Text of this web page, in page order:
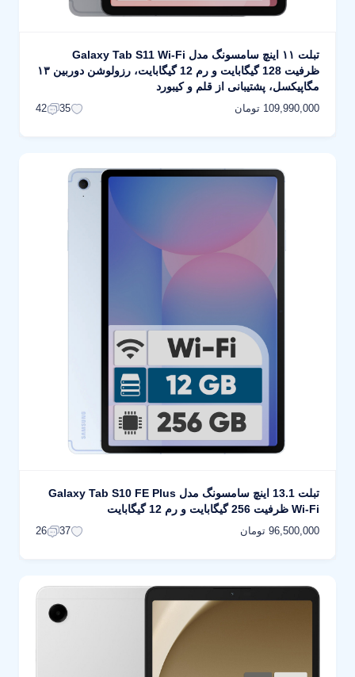
تبلت ۱۱ اینچ سامسونگ مدل Galaxy Tab S11 Wi-Fi
ظرفیت 128 گیگابایت و رم 12 گیگابایت، رزولوشن دوربین ۱۳
مگاپیکسل، پشتیبانی از قلم و کیبورد
109,990,000 تومان 35
42
تبلت 13.1 اینچ سامسونگ مدل Galaxy Tab S10 FE Plus
Wi-Fi ظرفیت 256 گیگابایت و رم 12 گیگابایت
96,500,000 تومان 37
26